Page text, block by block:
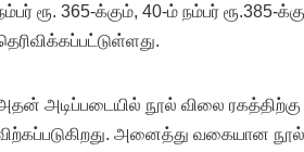
ரூ. 365-க்கும், 40-ம் நம்பர் ரூ.385-
அடிப்படையில் நூல் விலை ரகத்திற்கு
அனைத்து வகையான